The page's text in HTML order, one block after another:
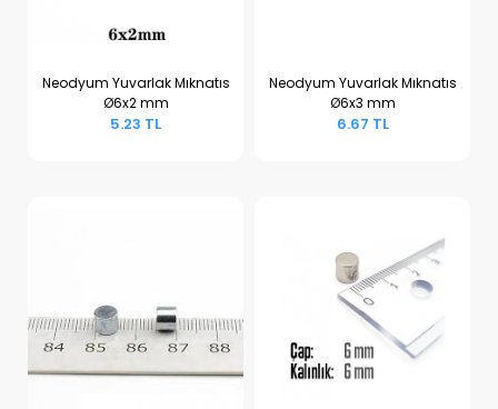
Sepete Ekle
Neodyum Yuvarlak Mıknatıs
Ø6x2 mm
5.23 TL
Sepete Ekle
Neodyum Yuvarlak Mıknatıs
Ø6x3 mm
6.67 TL